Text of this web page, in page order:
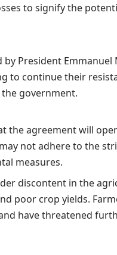
to signify the
by President Emmanuel
to continue their
government.
the agreement will
not adhere to the
measures.
discontent in the
poor crop yields.
have threatened